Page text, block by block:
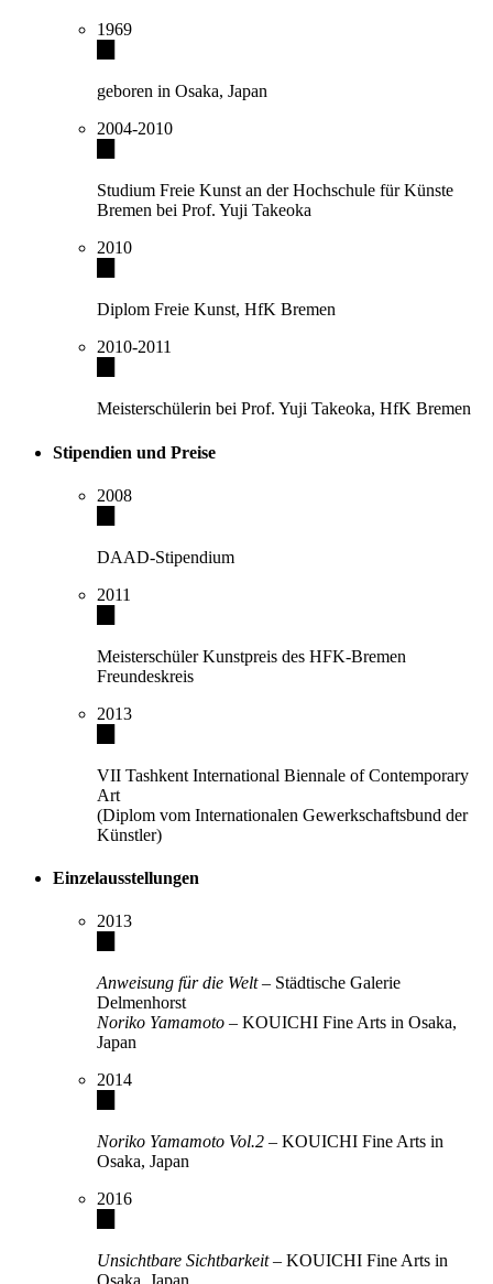
1969
geboren in Osaka, Japan
2004-2010
Studium Freie Kunst an der Hochschule für Künste
Bremen bei Prof. Yuji Takeoka
2010
Diplom Freie Kunst, HfK Bremen
2010-2011
Meisterschülerin bei Prof. Yuji Takeoka, HfK Bremen
Stipendien und Preise
2008
DAAD-Stipendium
2011
Meisterschüler Kunstpreis des HFK-Bremen
Freundeskreis
2013
VII Tashkent International Biennale of Contemporary
Art
(Diplom vom Internationalen Gewerkschaftsbund der
Künstler)
Einzelausstellungen
2013
Anweisung für die Welt– Städtische Galerie
Delmenhorst
Noriko Yamamoto – KOUICHI Fine Arts in Osaka,
Japan
2014
Noriko Yamamoto Vol.2 – KOUICHI Fine Arts in
Osaka, Japan
2016
Unsichtbare Sichtbarkeit– KOUICHI Fine Arts in